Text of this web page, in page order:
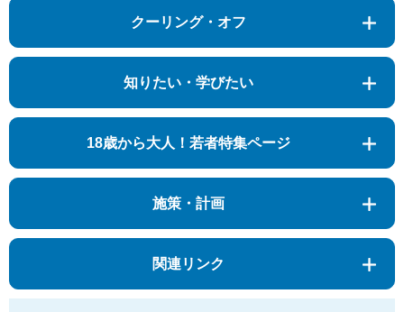
クーリング・オフ
知りたい・学びたい
18歳から大人！若者特集ページ
施策・計画
関連リンク